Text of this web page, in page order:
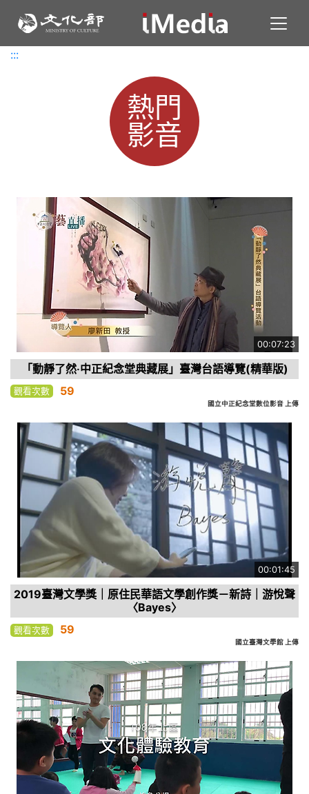
:::
:::
熱門
影音
00:07:23
「動靜了然‧中正紀念堂典藏展」臺灣台語導覽(精華版)
觀看次數 59
國立中正紀念堂數位影音 上傳
00:01:45
2019臺灣文學獎｜原住民華語文學創作獎－新詩｜游悅聲
〈Bayes〉
觀看次數 59
國立臺灣文學館 上傳